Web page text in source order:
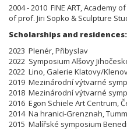
2004 - 2010 FINE ART, Academy
of prof. Jiri Sopko & Sculpture
Scholarships and residences:
2023 Plenér, Přibyslav
2022 Symposium Alšovy
2022 Lino, Galerie Klatovy/
2019 Mezinárodní výtvarné
2018 Mezinárodní výtvarné
2016 Egon Schiele Art Centrum,
2014 Na hranici-Grenznah,
2015 Malířské symposium